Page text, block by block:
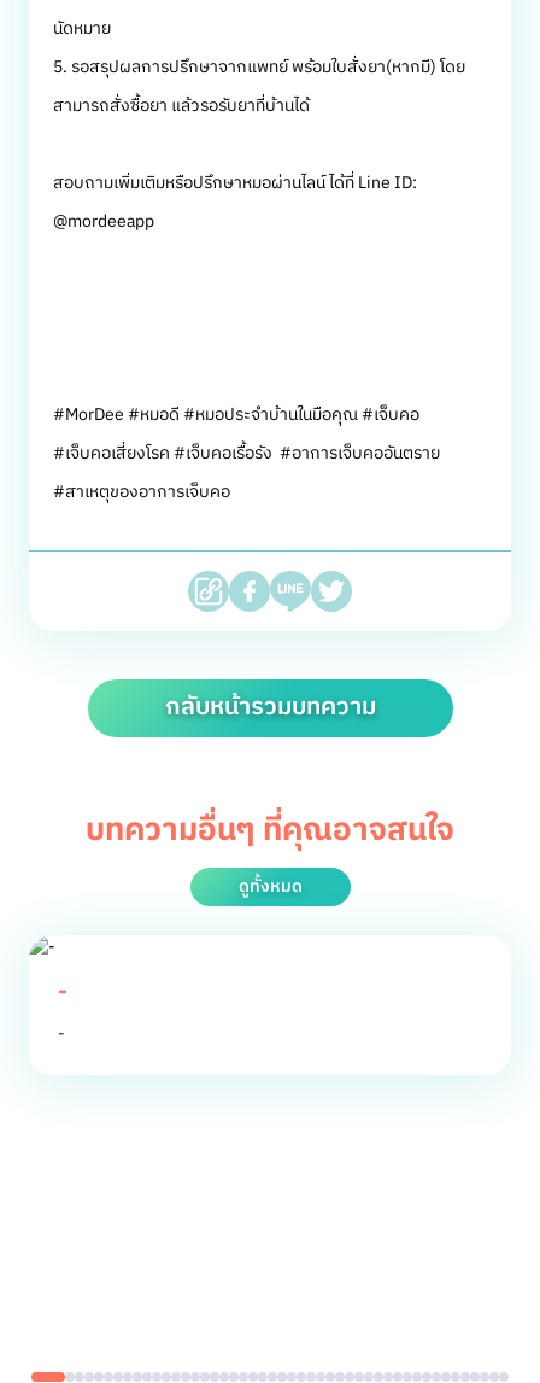
นัดหมาย
5. รอสรุปผลการปรึกษาจากแพทย์ พร้อมใบสั่งยา(หากมี) โดย
สามารถสั่งซื้อยา แล้วรอรับยาที่บ้านได้
สอบถามเพิ่มเติมหรือปรึกษาหมอผ่านไลน์ ได้ที่ Line ID:
@mordeeapp
#MorDee #หมอดี #หมอประจำบ้านในมือคุณ #เจ็บคอ
#เจ็บคอเสี่ยงโรค #เจ็บคอเรื้อรัง #อาการเจ็บคออันตราย
#สาเหตุของอาการเจ็บคอ
กลับหน้ารวมบทความ
บทความอื่นๆ ที่คุณอาจสนใจ
ดูทั้งหมด
-
-